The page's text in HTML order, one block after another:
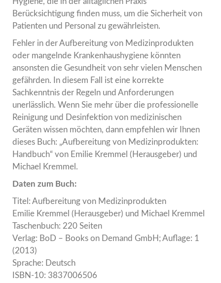
Berücksichtigung finden muss, um die Sicherheit von
Patienten und Personal zu gewährleisten.
Fehler in der Aufbereitung von Medizinprodukten
oder mangelnde Krankenhaushygiene könnten
ansonsten die Gesundheit von sehr vielen Menschen
gefährden. In diesem Fall ist eine korrekte
Sachkenntnis der Regeln und Anforderungen
unerlässlich. Wenn Sie mehr über die professionelle
Reinigung und Desinfektion von medizinischen
Geräten wissen möchten, dann empfehlen wir Ihnen
dieses Buch: „Aufbereitung von Medizinprodukten:
Handbuch“ von Emilie Kremmel (Herausgeber) und
Michael Kremmel.
Daten zum Buch:
Titel: Aufbereitung von Medizinprodukten
Emilie Kremmel (Herausgeber) und Michael Kremmel
Taschenbuch: 220 Seiten
Verlag: BoD – Books on Demand GmbH; Auflage: 1
(2013)
Sprache: Deutsch
ISBN-10: 3837006506